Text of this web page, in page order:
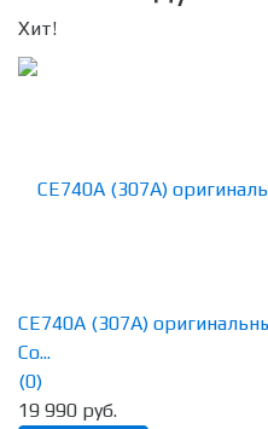
Хит!
CE740A (307A)
Co...
(0)
19 990 руб.